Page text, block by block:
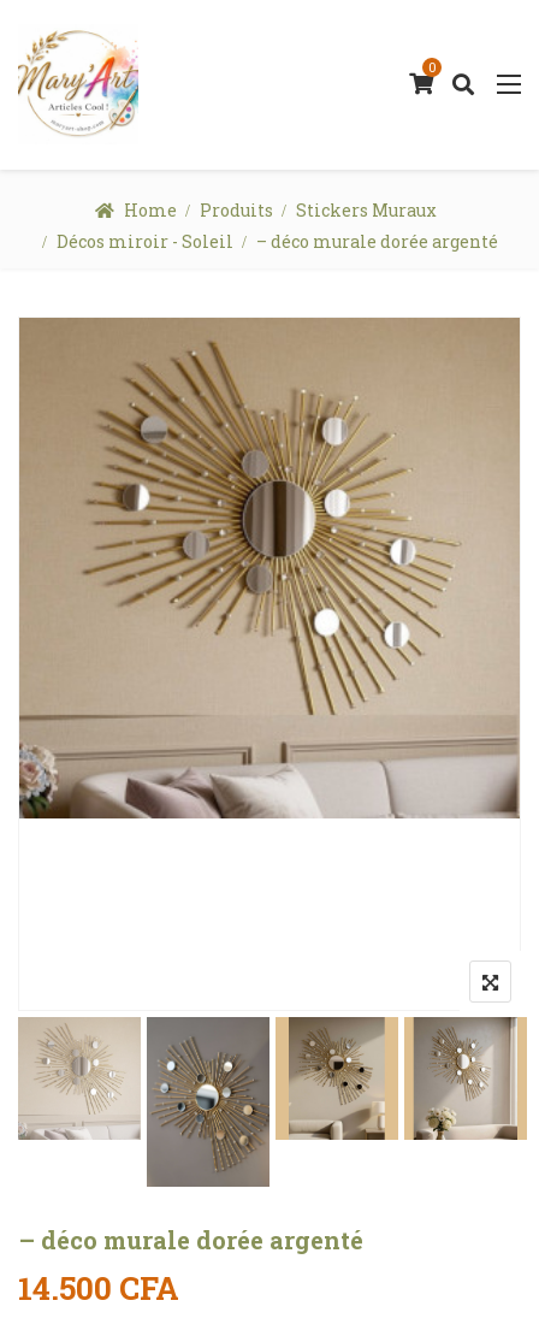
0
Home Produits
Stickers Muraux
Décos miroir - Soleil
– déco murale dorée argenté
– déco murale dorée argenté
14.500 CFA